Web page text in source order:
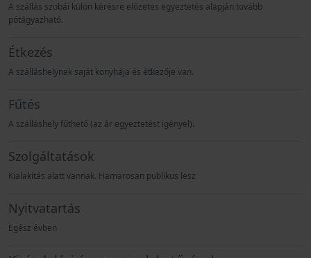
A szállás szobái külön kérésre előzetes egyeztetés alapján tovább
pótágyazható.
Étkezés
A szálláshelynek saját konyhája és étkezője van.
Fűtés
A szálláshely fűthető (az ár egyeztetést igényel).
Szolgáltatások
Kialakítás alatt vannak. Hamarosan publikus lesz
Nyitvatartás
Egész évben